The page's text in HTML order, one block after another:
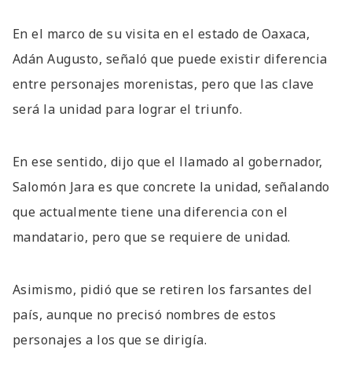
En el marco de su visita en el estado de Oaxaca,
Adán Augusto, señaló que puede existir diferencia
entre personajes morenistas, pero que las clave
será la unidad para lograr el triunfo.
En ese sentido, dijo que el llamado al gobernador,
Salomón Jara es que concrete la unidad, señalando
que actualmente tiene una diferencia con el
mandatario, pero que se requiere de unidad.
Asimismo, pidió que se retiren los farsantes del
país, aunque no precisó nombres de estos
personajes a los que se dirigía.